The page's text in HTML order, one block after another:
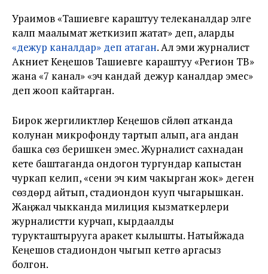
Ураимов «Ташиевге караштуу телеканалдар элге
калп маалымат жеткизип жатат» деп, аларды
«дежур каналдар» деп атаган. Ал эми журналист
Акниет Кеңешов Ташиевге караштуу «Регион ТВ»
жана «7 канал» «эч кандай дежур каналдар эмес»
деп жооп кайтарган.
Бирок жергиликтүүлөр Кеңешов сүйлөп атканда
колунан микрофонду тартып алып, ага андан
башка сөз беришкен эмес. Журналист сахнадан
кете баштаганда ондогон тургундар капыстан
чуркап келип, «сени эч ким чакырган жок» деген
сөздөрдү айтып, стадиондон кууп чыгарышкан.
Жаңжал чыкканда милиция кызматкерлери
журналистти курчап, кырдаалды
турукташтырууга аракет кылышты. Натыйжада
Кеңешов стадиондон чыгып кетүүгө аргасыз
болгон.